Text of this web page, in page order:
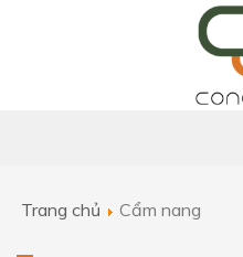
Trang chủ
Cẩm nang